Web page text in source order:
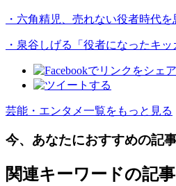
・六角精児、売れない役者時代
・泉谷しげる「役者になったキ
芸能・エンタメ一覧をもっと見る
今、あなたにおすすめの記
関連キーワードの記